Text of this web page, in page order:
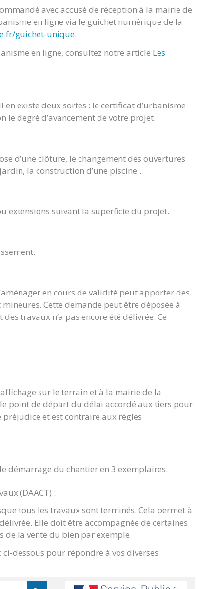
avec accusé de réception à la mairie de
en ligne via le guichet numérique de la
guichet-unique.
en ligne, consultez notre article Les
existe deux sortes : le certificat d’urbanisme
le degré d’avancement de votre projet.
d’une clôture, le changement des ouvertures
la construction d’une piscine…
extensions suivant la superficie du projet.
en cours de validité peut apporter des
Cette demande peut être déposée à
travaux n’a pas encore été délivrée. Ce
sur le terrain et à la mairie de la
point de départ du délai accordé aux tiers pour
et est contraire aux règles
démarrage du chantier en 3 exemplaires.
(DAACT) :
tous les travaux sont terminés. Cela permet à
Elle doit être accompagnée de certaines
de la vente du bien par exemple.
dessous pour répondre à vos diverses